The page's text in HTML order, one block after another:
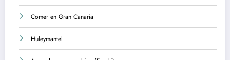
Comer en Gran Canaria
Huleymantel